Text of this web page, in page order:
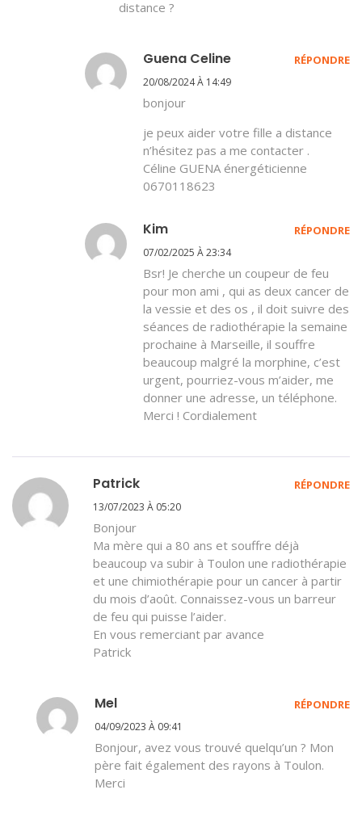
distance ?
Guena Celine
20/08/2024 À 14:49
bonjour
je peux aider votre fille a distance
n’hésitez pas a me contacter .
Céline GUENA énergéticienne
0670118623
RÉPONDRE
Kim
07/02/2025 À 23:34
Bsr! Je cherche un coupeur de feu
pour mon ami , qui as deux cancer de
la vessie et des os , il doit suivre des
séances de radiothérapie la semaine
prochaine à Marseille, il souffre
beaucoup malgré la morphine, c’est
urgent, pourriez-vous m’aider, me
donner une adresse, un téléphone.
Merci ! Cordialement
RÉPONDRE
Patrick
13/07/2023 À 05:20
Bonjour
Ma mère qui a 80 ans et souffre déjà
beaucoup va subir à Toulon une radiothérapie
et une chimiothérapie pour un cancer à partir
du mois d’août. Connaissez-vous un barreur
de feu qui puisse l’aider.
En vous remerciant par avance
Patrick
RÉPONDRE
Mel
04/09/2023 À 09:41
Bonjour, avez vous trouvé quelqu’un ? Mon
père fait également des rayons à Toulon.
Merci
RÉPONDRE